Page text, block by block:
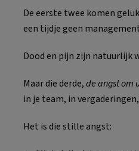
De eerste twee komen
een tijdje geen
Dood en pijn zijn natuurlijk
Maar die derde,de angst om
in je team, in
Het is die stille angst: